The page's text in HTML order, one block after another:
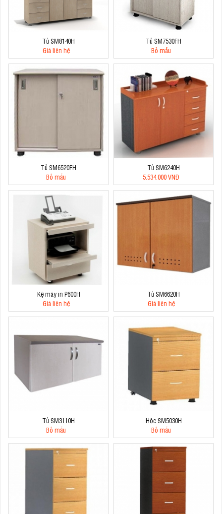
Tủ SM8140H
Giá liên hệ
Tủ SM7530FH
Bỏ mẫu
Tủ SM6520FH
Bỏ mẫu
Tủ SM6240H
5.534.000 VNĐ
Kệ máy in P600H
Giá liên hệ
Tủ SM6620H
Giá liên hệ
Tủ SM3110H
Bỏ mẫu
Hộc SM5030H
Bỏ mẫu